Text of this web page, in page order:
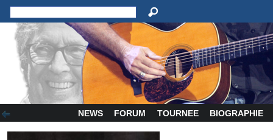
NEWS FORUM TOURNEE BIOGRAPHIE